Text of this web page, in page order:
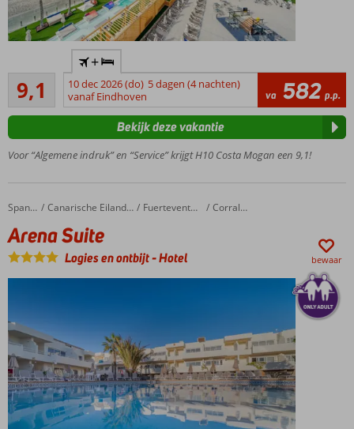
hotel;
min.
leeftijd
jaar
Direct
gelegen
strand
Verblijf in een
Standaardkamer
of Juniorsuite
Comfortabel
9,1Uitstekend
11
beoordelingen
+
10 dec 2026 (do) 5 dagen (4 nachten)
vanaf Eindhoven
va 582 p.p.
Voor “Algemene indruk” en “Service” krijgt H10 Costa Mogan een 9,1!
Bekijk deze vakantie
Home Spanje Canarische Eilanden Fuerteventura Corralejo
Arena Suite
Arena Suite
Logies en ontbijt-Hotel bewaar